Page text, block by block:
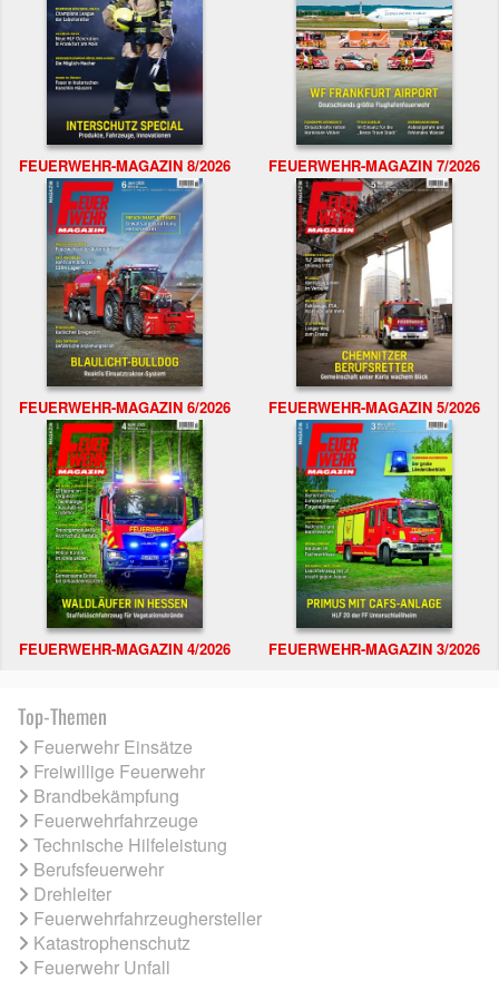
FEUERWEHR-MAGAZIN 8/2026 FEUERWEHR-MAGAZIN 7/2026
FEUERWEHR-MAGAZIN 6/2026 FEUERWEHR-MAGAZIN 5/2026
FEUERWEHR-MAGAZIN 4/2026 FEUERWEHR-MAGAZIN 3/2026
Top-Themen
Feuerwehr Einsätze
Freiwillige Feuerwehr
Brandbekämpfung
Feuerwehrfahrzeuge
Technische Hilfeleistung
Berufsfeuerwehr
Drehleiter
Feuerwehrfahrzeughersteller
Katastrophenschutz
Feuerwehr Unfall